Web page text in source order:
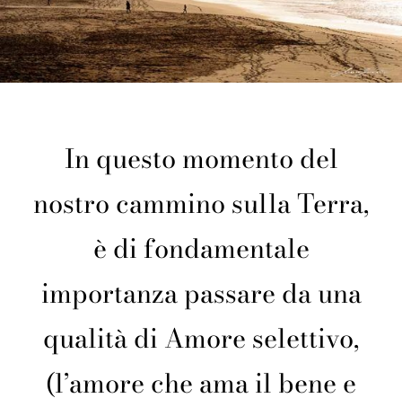
In questo momento del
nostro cammino sulla Terra,
è di fondamentale
importanza passare da una
qualità di Amore selettivo,
(l’amore che ama il bene e